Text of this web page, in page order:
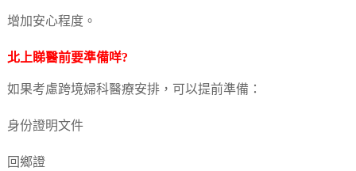
增加安心程度。
北上睇醫前要準備咩?
如果考慮跨境婦科醫療安排，可以提前準備：
身份證明文件
回鄉證